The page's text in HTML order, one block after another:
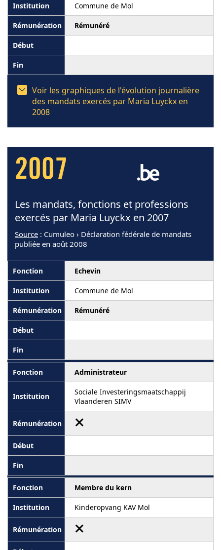
Commune de Mol
Rémunéré
Voir les graphiques de l'évolution journalière
des mandats exercés par Maria Luyckx en
2008
2007
Les mandats, fonctions et professions
exercés par Maria Luyckx en 2007
Source : Cumuleo › Déclaration fédérale de mandats
publiée en août 2008
Echevin
Commune de Mol
Rémunéré
Administrateur
Sociale Investeringsmaatschappij
Vlaanderen SIMV
Membre du kern
Kinderopvang KAV Mol